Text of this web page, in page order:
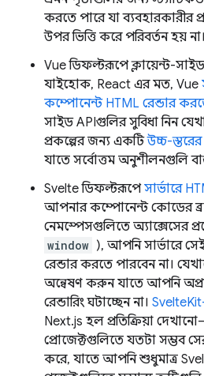
করতে পারে যা ব্যবহারকারীর
উপর ভিত্তি করে পরিবর্তন হয় না।
Vue ডিফল্টরূপে ক্লায়েন্ট-সাইড
যাইহোক, React এর মত, Vue
কম্পোনেন্ট HTML রেন্ডার
সাইড APIগুলির সুবিধা নিন
প্রকল্পের জন্য একটিউচ্চ-স্তরের
যাতে সর্বোত্তম অনুশীলনগুলি
Svelte ডিফল্টরূপেসার্ভারে
আপনার কম্পোনেন্ট কোডের
নেমস্পেসগুলিতে অ্যাক্সেসের
window ), আপনি সার্ভারে
রেন্ডার করতে পারবেন না।
অন্বেষণ করুন যাতে আপনি
রেন্ডারিং ঘটাচ্ছেন না।
Next.js হল প্রতিক্রিয়া
প্রোজেক্টগুলিতে যতটা সম্ভব
করে, যাতে আপনি শুধুমাত্র